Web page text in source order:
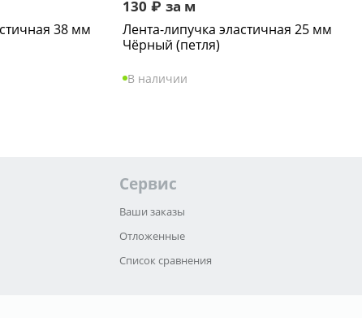
38 мм
130 ₽ за м
Лента-липучка эластичная 25 мм
Чёрный (петля)
В наличии
Сервис
Ваши заказы
Отложенные
Список сравнения